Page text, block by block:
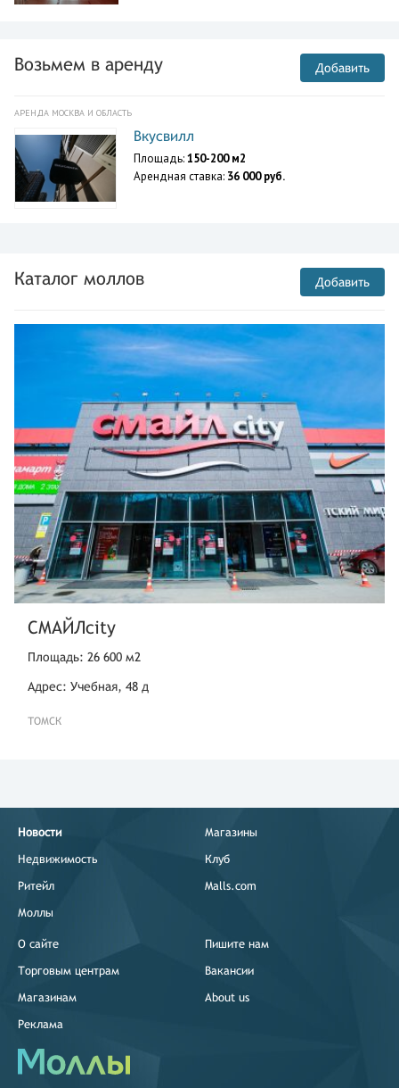
Возьмем в аренду Добавить
АРЕНДА МОСКВА И ОБЛАСТЬ
Вкусвилл
Площадь:150-200 м2
Арендная ставка: 36 000 руб.
Каталог моллов Добавить
СМАЙЛcity
Площадь: 26 600 м2
Адрес: Учебная, 48 д
ТОМСК
Новости
Недвижимость
Ритейл
Моллы
Магазины
Клуб
Malls.com
О сайте
Торговым центрам
Магазинам
Реклама
Пишите нам
Вакансии
About us